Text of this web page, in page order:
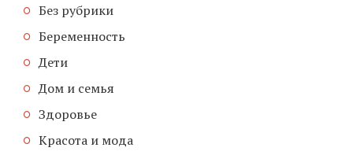
Без рубрики
Беременность
Дети
Дом и семья
Здоровье
Красота и мода